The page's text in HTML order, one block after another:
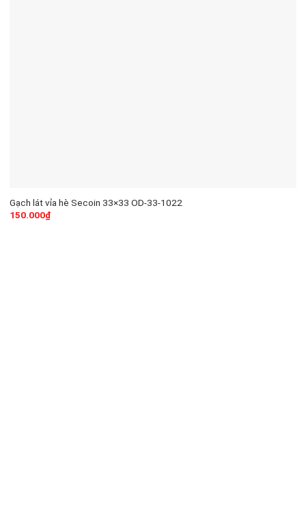
Gạch lát vỉa hè Secoin 33×33 OD-33-1022
150.000₫